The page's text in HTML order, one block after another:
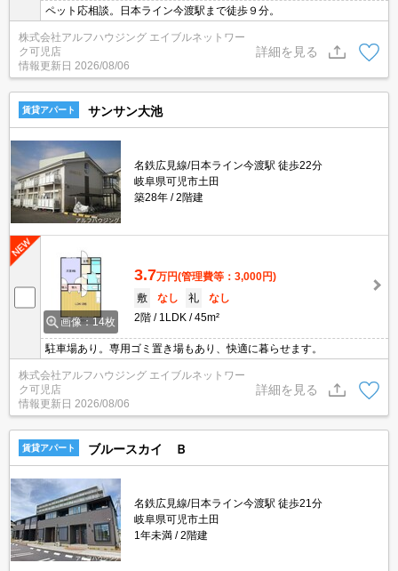
ペット応相談。日本ライン今渡駅まで徒歩９分。
株式会社アルフハウジング エイブルネットワー
ク可児店
情報更新日 2026/08/06
詳細を見る
賃貸アパート サンサン大池
名鉄広見線/日本ライン今渡駅 徒歩22分
岐阜県可児市土田
築28年
2階建
画像：14枚
3.7万円(管理費等：3,000円)
敷
なし 礼
なし
2階
1LDK 45m²
駐車場あり。専用ゴミ置き場もあり、快適に暮らせます。
株式会社アルフハウジング エイブルネットワー
ク可児店
情報更新日 2026/08/06
詳細を見る
賃貸アパート ブルースカイ Ｂ
名鉄広見線/日本ライン今渡駅 徒歩21分
岐阜県可児市土田
1年未満
2階建